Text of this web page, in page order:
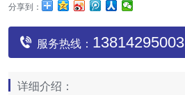
分享到：
服务热线： 13814295003
详细介绍：